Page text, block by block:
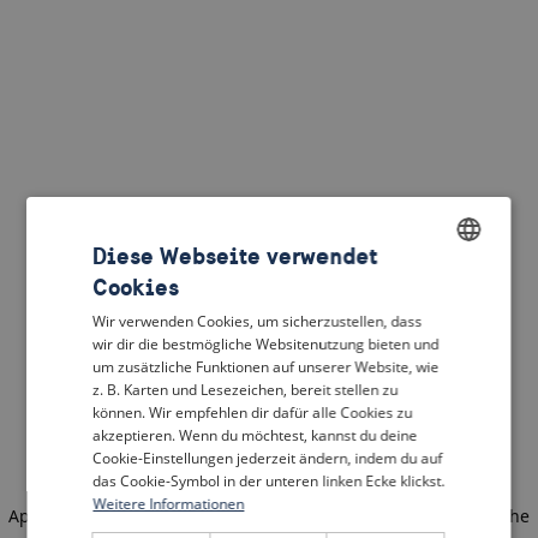
Application error: a client-side exception has occurred
(see the
DUTCH
FRENCH
GERMAN
Diese Webseite verwendet
Cookies
Wir verwenden Cookies, um sicherzustellen, dass
wir dir die bestmögliche Websitenutzung bieten und
um zusätzliche Funktionen auf unserer Website, wie
z. B. Karten und Lesezeichen, bereit stellen zu
können. Wir empfehlen dir dafür alle Cookies zu
akzeptieren. Wenn du möchtest, kannst du deine
Cookie-Einstellungen jederzeit ändern, indem du auf
das Cookie-Symbol in der unteren linken Ecke klickst.
Weitere Informationen